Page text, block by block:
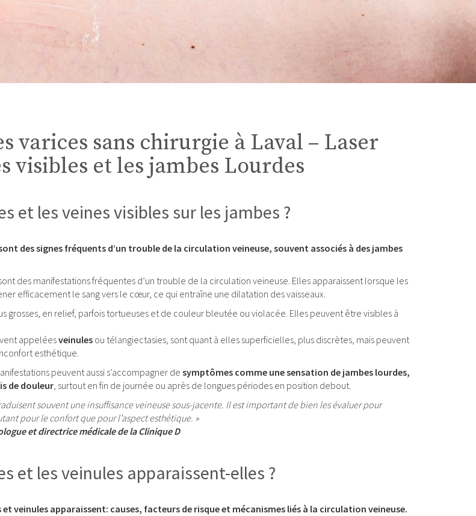
varices sans chirurgie à Laval – Laser
visibles et les jambes Lourdes
et les veines visibles sur les jambes ?
des signes fréquents d’un trouble de la circulation veineuse, souvent associés à des jambes
des manifestations fréquentes d’un trouble de la circulation veineuse. Elles apparaissent lorsque les
efficacement le sang vers le cœur, ce qui entraîne une dilatation des vaisseaux.
grosses, en relief, parfois tortueuses et de couleur bleutée ou violacée. Elles peuvent être visibles à
appeléesveinules ou télangiectasies, sont quant à elles superficielles, plus discrètes, mais peuvent
esthétique.
peuvent aussi s’accompagner desymptômes comme une sensation de jambes lourdes,
de douleur, surtout en fin de journée ou après de longues périodes en position debout.
souvent une insuffisance veineuse sous-jacente. Il est important de bien les évaluer pour
pour le confort que pour l’aspect esthétique. »
et directrice médicale de la Clinique D
et les veinules apparaissent-elles ?
veinules apparaissent: causes, facteurs de risque et mécanismes liés à la circulation veineuse.